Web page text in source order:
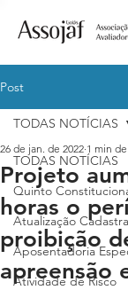
Post
TODAS NOTÍCIAS
Quinto
Atualização
Aposentadoria
Atividade de Risco
TODAS NOTÍCIAS
Projeto
horas o
proibição
apreensão
26 de jan. de 2022 1 min